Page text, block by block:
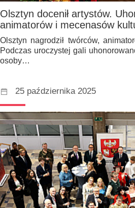
Olsztyn docenił artystów.
animatorów i mecenasów
Olsztyn nagrodził twórców,
Podczas uroczystej gali
osoby…
25 października 2025